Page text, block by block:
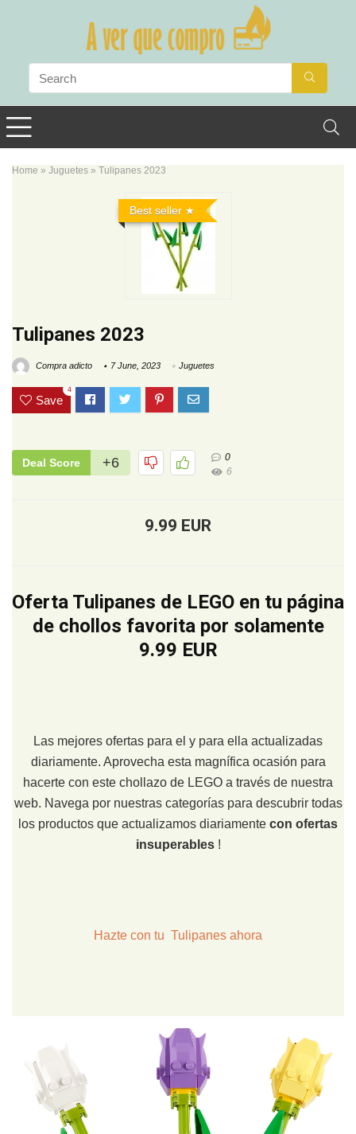
Home » Juguetes » Tulipanes 2023
Best seller
Tulipanes 2023
Compra adicto 7 June, 2023 Juguetes
Save
4
Deal Score +6
0
6
9.99 EUR
Oferta Tulipanes de LEGO en tu página
de chollos favorita por solamente
9.99 EUR
Las mejores ofertas para el y para ella actualizadas
diariamente. Aprovecha esta magnífica ocasión para
hacerte con este chollazo de LEGO a través de nuestra
web. Navega por nuestras categorías para descubrir todas
los productos que actualizamos diariamente con ofertas
insuperables!
Hazte con tu Tulipanes ahora